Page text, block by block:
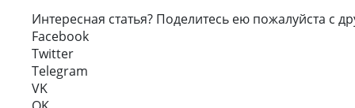
Интересная статья? Поделитесь ею пожалуйста с
Facebook
Twitter
Telegram
VK